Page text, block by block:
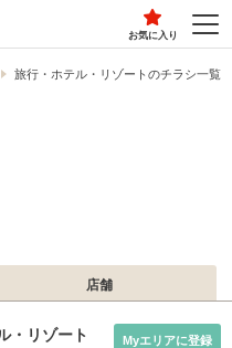
お気に入り
旅行・ホテル・リゾートのチラシ一覧
店舗
・リゾート
Myエリアに登録